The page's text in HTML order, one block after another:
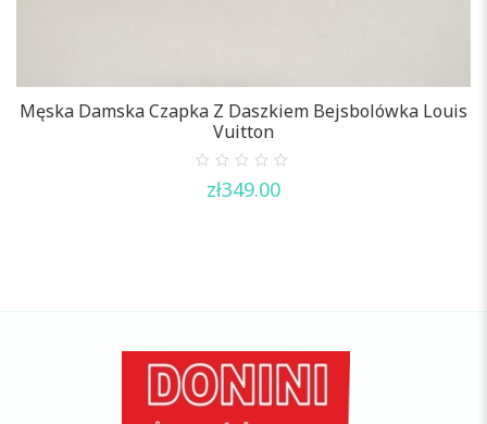
Męska Damska Czapka Z Daszkiem Bejsbolówka Louis
Vuitton
out
zł349.00